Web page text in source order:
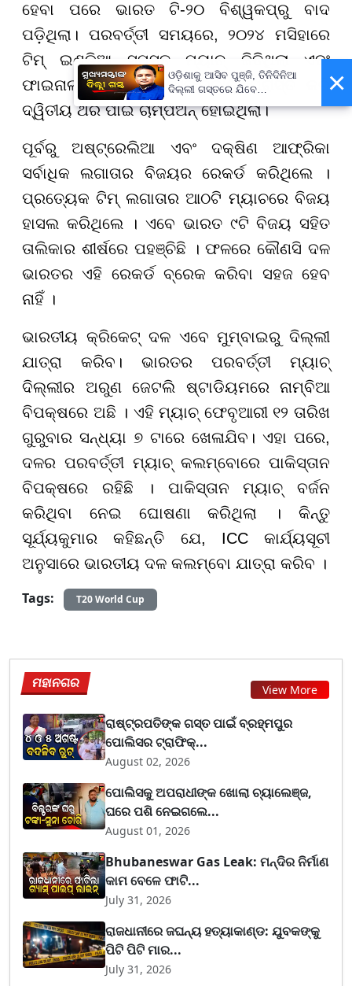
ହେବା ପରେ ଭାରତ ଟି-୨୦ ବିଶ୍ୱକପ୍ରୁ ବାଦ
ପଡ଼ିଥିଲା। ପରବର୍ତ୍ତୀ ସମୟରେ, ୨୦୨୪ ମସିହାରେ
ଟିମ୍ ଇଣ୍ଡିଆ ସମସ୍ତ ମ୍ୟାଚ୍ ଜିତିଥିଲା ଏବଂ
ଫାଇନାଲ୍ରେ ଦକ୍ଷିଣ ଆଫ୍ରିକାକୁ ପରାସ୍ତ କରି
ଦ୍ୱିତୀୟ ଥର ପାଇଁ ଚାମ୍ପିଅନ୍ ହୋଇଥିଲା।
ପୂର୍ବରୁ ଅଷ୍ଟ୍ରେଲିଆ ଏବଂ ଦକ୍ଷିଣ ଆଫ୍ରିକା
ସର୍ବାଧିକ ଲଗାତାର ବିଜୟର ରେକର୍ଡ କରିଥିଲେ ।
ପ୍ରତ୍ୟେକ ଟିମ୍‌ ଲଗାତାର ଆଠଟି ମ୍ୟାଚରେ ବିଜୟ
ହାସଲ କରିଥିଲେ । ଏବେ ଭାରତ ୯ଟି ବିଜୟ ସହିତ
ତାଲିକାର ଶୀର୍ଷରେ ପହଞ୍ଚିଛି । ଫଳରେ କୌଣସି ଦଳ
ଭାରତର ଏହି ରେକର୍ଡ ବ୍ରେକ କରିବା ସହଜ ହେବ
ନାହିଁ ।
ଭାରତୀୟ କ୍ରିକେଟ୍ ଦଳ ଏବେ ମୁମ୍ବାଇରୁ ଦିଲ୍ଲୀ
ଯାତ୍ରା କରିବ। ଭାରତର ପରବର୍ତ୍ତୀ ମ୍ୟାଚ୍
ଦିଲ୍ଲୀର ଅରୁଣ ଜେଟଲି ଷ୍ଟାଡିୟମରେ ନାମ୍ବିଆ
ବିପକ୍ଷରେ ଅଛି । ଏହି ମ୍ୟାଚ୍ ଫେବୃଆରୀ ୧୨ ତାରିଖ
ଗୁରୁବାର ସନ୍ଧ୍ୟା ୭ ଟାରେ ଖେଳାଯିବ। ଏହା ପରେ,
ଦଳର ପରବର୍ତ୍ତୀ ମ୍ୟାଚ୍ କଲମ୍ବୋରେ ପାକିସ୍ତାନ
ବିପକ୍ଷରେ ରହିଛି । ପାକିସ୍ତାନ ମ୍ୟାଚ୍ ବର୍ଜନ
କରିଥିବା ନେଇ ଘୋଷଣା କରିଥିଲା । କିନ୍ତୁ
ସୂର୍ଯ୍ୟକୁମାର କହିଛନ୍ତି ଯେ, ICC କାର୍ଯ୍ୟସୂଚୀ
ଅନୁସାରେ ଭାରତୀୟ ଦଳ କଲମ୍ବୋ ଯାତ୍ରା କରିବ ।
Tags:
T20 World Cup
ମହାନଗର View More
ରାଷ୍ଟ୍ରପତିଙ୍କ ଗସ୍ତ ପାଇଁ ବ୍ରହ୍ମପୁର
ପୋଲିସର ଟ୍ରାଫିକ୍...
August 02, 2026
ପୋଲିସକୁ ଅପରାଧୀଙ୍କ ଖୋଲା ଚ୍ୟାଲେଞ୍ଜ,
ଘରେ ପଶି ନେଇଗଲେ...
August 01, 2026
Bhubaneswar Gas Leak: ମନ୍ଦିର ନିର୍ମାଣ
କାମ ବେଳେ ଫାଟି...
July 31, 2026
ରାଜଧାନୀରେ ଜଘନ୍ୟ ହତ୍ୟାକାଣ୍ଡ: ଯୁବକଙ୍କୁ
ପିଟି ପିଟି ମାର...
July 31, 2026
×
ଓଡ଼ିଶାକୁ ଆସିବ ପୁଞ୍ଜି, ତିନିଦିନିଆ
ଦିଲ୍ଲୀ ଗସ୍ତରେ ଯିବେ